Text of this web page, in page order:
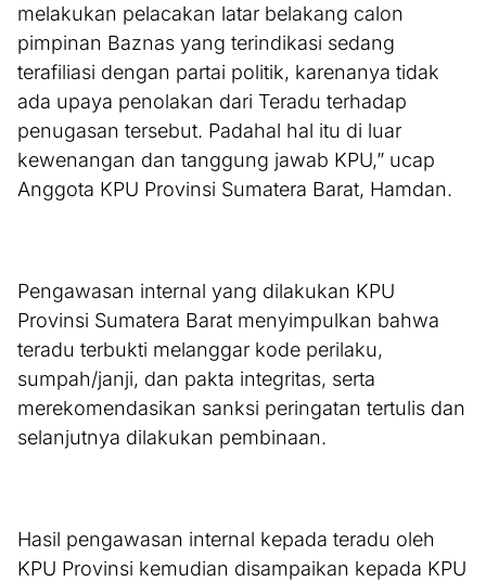
melakukan pelacakan latar belakang calon
pimpinan Baznas yang terindikasi sedang
terafiliasi dengan partai politik, karenanya tidak
ada upaya penolakan dari Teradu terhadap
penugasan tersebut. Padahal hal itu di luar
kewenangan dan tanggung jawab KPU,” ucap
Anggota KPU Provinsi Sumatera Barat, Hamdan.
Pengawasan internal yang dilakukan KPU
Provinsi Sumatera Barat menyimpulkan bahwa
teradu terbukti melanggar kode perilaku,
sumpah/janji, dan pakta integritas, serta
merekomendasikan sanksi peringatan tertulis dan
selanjutnya dilakukan pembinaan.
Hasil pengawasan internal kepada teradu oleh
KPU Provinsi kemudian disampaikan kepada KPU